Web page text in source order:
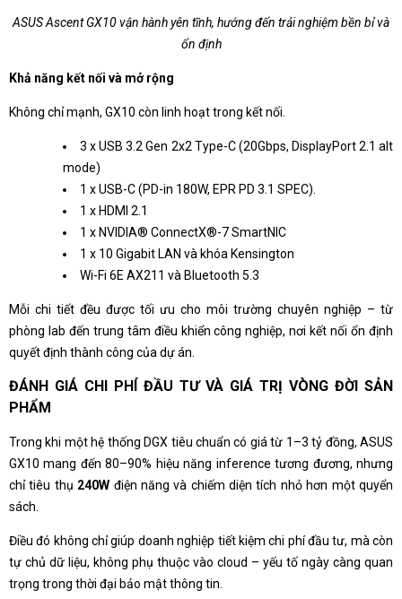
ASUS Ascent GX10 vận hành yên tĩnh, hướng đến trải nghiệm bền bỉ và
ổn định
Khả năng kết nối và mở rộng
Không chỉ mạnh, GX10 còn linh hoạt trong kết nối.
3 x USB 3.2 Gen 2x2 Type-C (20Gbps, DisplayPort 2.1 alt
mode)
1 x USB-C (PD-in 180W, EPR PD 3.1 SPEC).
1 x HDMI 2.1
1 x NVIDIA® ConnectX®-7 SmartNIC
1 x 10 Gigabit LAN và khóa Kensington
Wi-Fi 6E AX211 và Bluetooth 5.3
Mỗi chi tiết đều được tối ưu cho môi trường chuyên nghiệp – từ
phòng lab đến trung tâm điều khiển công nghiệp, nơi kết nối ổn định
quyết định thành công của dự án.
ĐÁNH GIÁ CHI PHÍ ĐẦU TƯ VÀ GIÁ TRỊ VÒNG ĐỜI SẢN
PHẨM
Trong khi một hệ thống DGX tiêu chuẩn có giá từ 1–3 tỷ đồng, ASUS
GX10 mang đến 80–90% hiệu năng inference tương đương, nhưng
chỉ tiêu thụ 240W điện năng và chiếm diện tích nhỏ hơn một quyển
sách.
Điều đó không chỉ giúp doanh nghiệp tiết kiệm chi phí đầu tư, mà còn
tự chủ dữ liệu, không phụ thuộc vào cloud – yếu tố ngày càng quan
trọng trong thời đại bảo mật thông tin.